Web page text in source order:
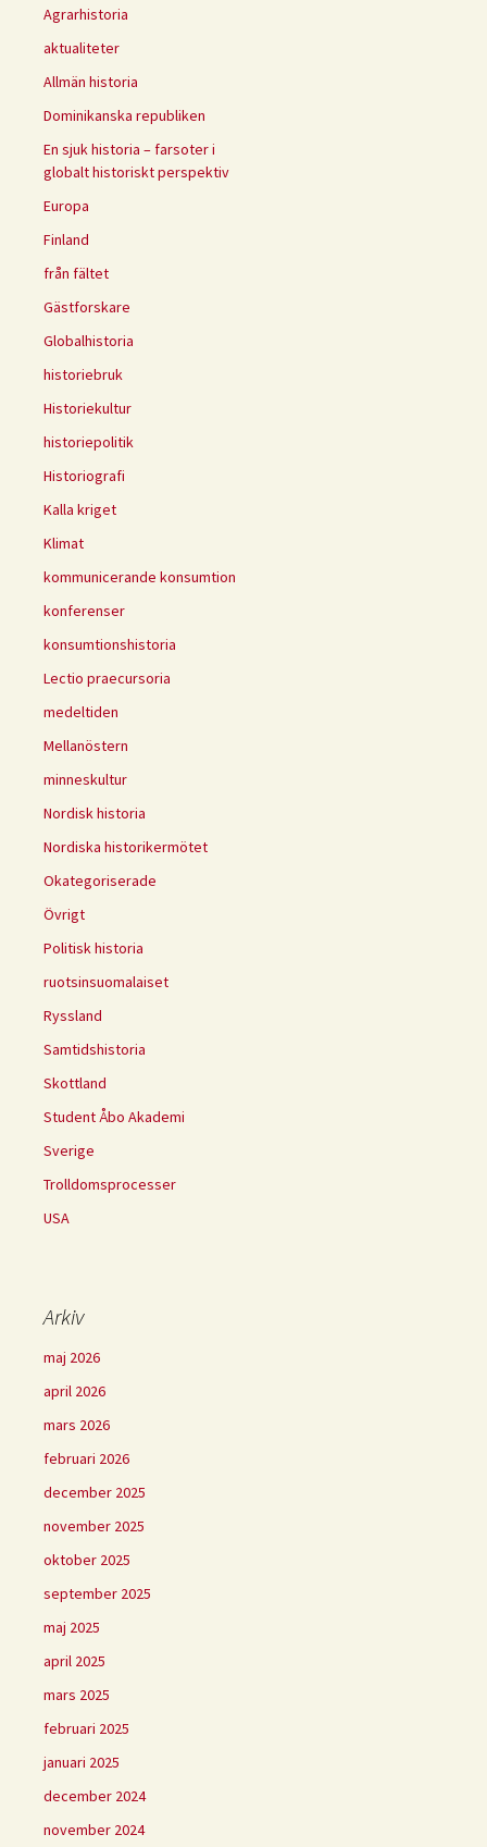
Agrarhistoria
aktualiteter
Allmän historia
Dominikanska republiken
En sjuk historia – farsoter i
globalt historiskt perspektiv
Europa
Finland
från fältet
Gästforskare
Globalhistoria
historiebruk
Historiekultur
historiepolitik
Historiografi
Kalla kriget
Klimat
kommunicerande konsumtion
konferenser
konsumtionshistoria
Lectio praecursoria
medeltiden
Mellanöstern
minneskultur
Nordisk historia
Nordiska historikermötet
Okategoriserade
Övrigt
Politisk historia
ruotsinsuomalaiset
Ryssland
Samtidshistoria
Skottland
Student Åbo Akademi
Sverige
Trolldomsprocesser
USA
Arkiv
maj 2026
april 2026
mars 2026
februari 2026
december 2025
november 2025
oktober 2025
september 2025
maj 2025
april 2025
mars 2025
februari 2025
januari 2025
december 2024
november 2024